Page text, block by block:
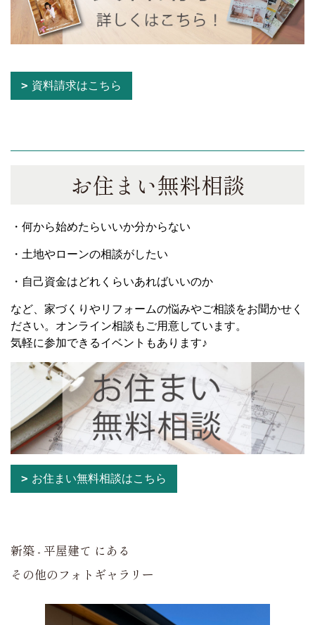
資料請求はこちら
お住まい無料相談
・何から始めたらいいか分からない
・土地やローンの相談がしたい
・自己資金はどれくらいあればいいのか
など、家づくりやリフォームの悩みやご相談をお聞かせく
ださい。オンライン相談もご用意しています。
気軽に参加できるイベントもあります♪
お住まい無料相談はこちら
新築 - 平屋建て にある
その他のフォトギャラリー